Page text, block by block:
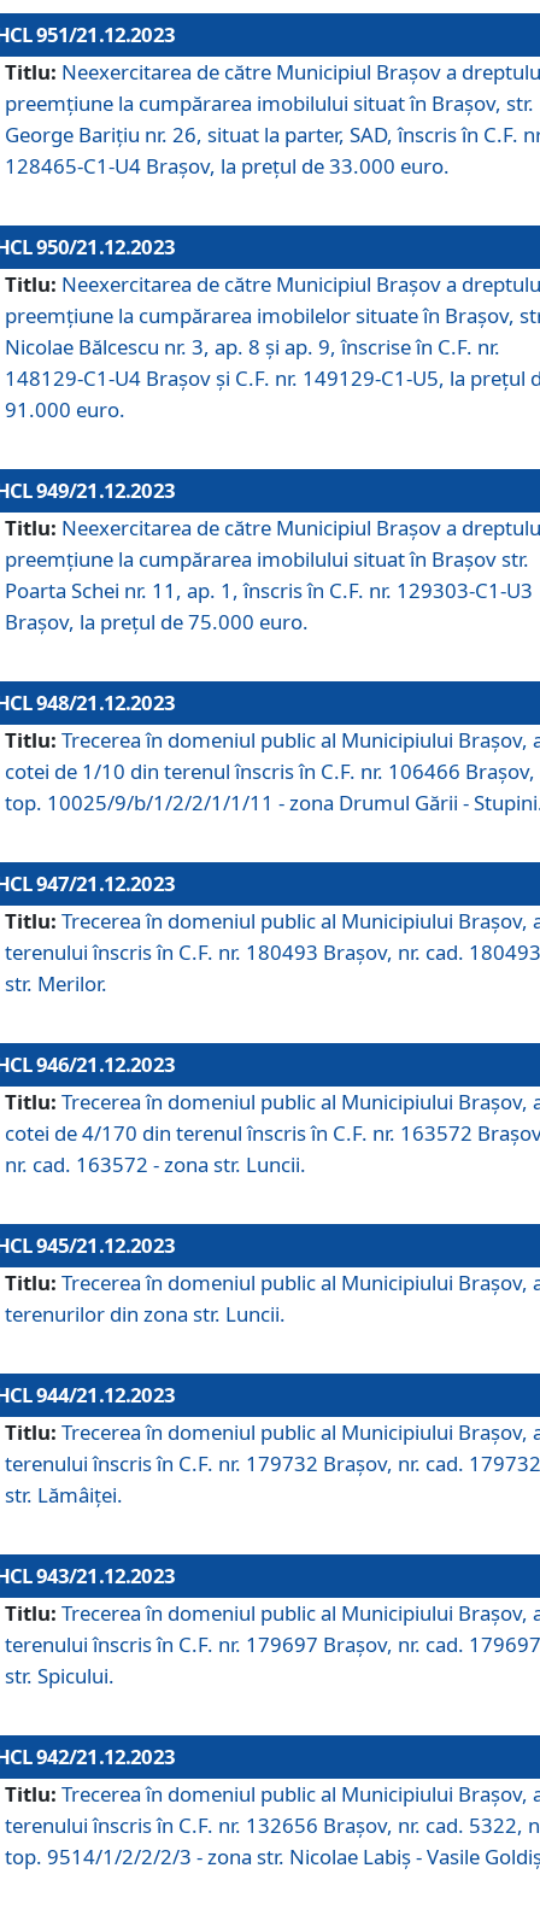
951/21.12.2023
Titlu: Neexercitarea de către Municipiul Brașov a
preemțiune la cumpărarea imobilului situat în Brașov, str.
George Barițiu nr. 26, situat la parter, SAD, înscris în C.F.
128465-C1-U4 Brașov, la prețul de 33.000 euro.
950/21.12.2023
Titlu: Neexercitarea de către Municipiul Brașov a
preemțiune la cumpărarea imobilelor situate în Brașov,
Nicolae Bălcescu nr. 3, ap. 8 și ap. 9, înscrise în C.F. nr.
148129-C1-U4 Brașov și C.F. nr. 149129-C1-U5, la prețul
91.000 euro.
949/21.12.2023
Titlu: Neexercitarea de către Municipiul Brașov a
preemțiune la cumpărarea imobilului situat în Brașov str.
Poarta Schei nr. 11, ap. 1, înscris în C.F. nr. 129303-C1-U3
Brașov, la prețul de 75.000 euro.
948/21.12.2023
Titlu: Trecerea în domeniul public al Municipiului Braşov,
cotei de 1/10 din terenul înscris în C.F. nr. 106466 Brașov,
top. 10025/9/b/1/2/2/1/1/11 - zona Drumul Gării -
947/21.12.2023
Titlu: Trecerea în domeniul public al Municipiului Braşov,
terenului înscris în C.F. nr. 180493 Brașov, nr. cad.
str. Merilor.
946/21.12.2023
Titlu: Trecerea în domeniul public al Municipiului Braşov,
cotei de 4/170 din terenul înscris în C.F. nr. 163572
nr. cad. 163572 - zona str. Luncii.
945/21.12.2023
Titlu: Trecerea în domeniul public al Municipiului Braşov,
terenurilor din zona str. Luncii.
944/21.12.2023
Titlu: Trecerea în domeniul public al Municipiului Braşov,
terenului înscris în C.F. nr. 179732 Brașov, nr. cad.
str. Lămâiței.
943/21.12.2023
Titlu: Trecerea în domeniul public al Municipiului Braşov,
terenului înscris în C.F. nr. 179697 Brașov, nr. cad.
str. Spicului.
942/21.12.2023
Titlu: Trecerea în domeniul public al Municipiului Braşov,
terenului înscris în C.F. nr. 132656 Brașov, nr. cad. 5322,
top. 9514/1/2/2/2/3 - zona str. Nicolae Labiș - Vasile